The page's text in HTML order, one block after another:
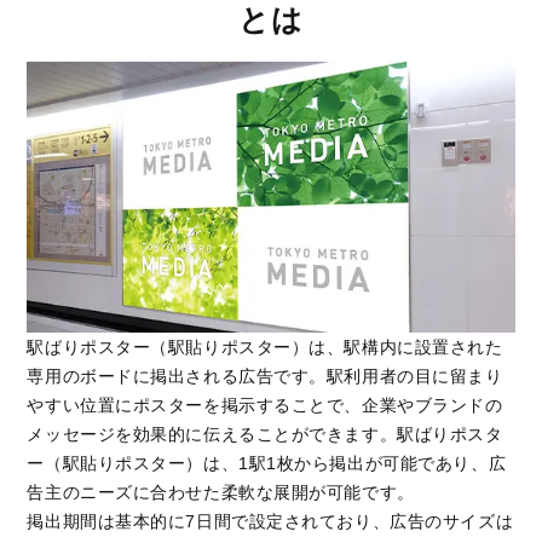
とは
駅ばりポスター（駅貼りポスター）は、駅構内に設置された
専用のボードに掲出される広告です。駅利用者の目に留まり
やすい位置にポスターを掲示することで、企業やブランドの
メッセージを効果的に伝えることができます。駅ばりポスタ
ー（駅貼りポスター）は、1駅1枚から掲出が可能であり、広
告主のニーズに合わせた柔軟な展開が可能です。
掲出期間は基本的に7日間で設定されており、広告のサイズは